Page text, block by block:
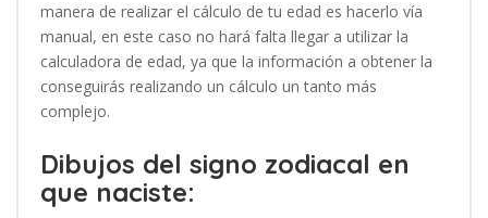
manera de realizar el cálculo de tu edad es hacerlo vía
manual, en este caso no hará falta llegar a utilizar la
calculadora de edad, ya que la información a obtener la
conseguirás realizando un cálculo un tanto más
complejo.
Dibujos del signo zodiacal en
que naciste: